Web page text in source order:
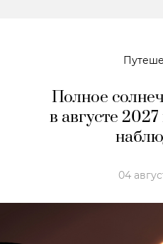
Полное
в августе
04